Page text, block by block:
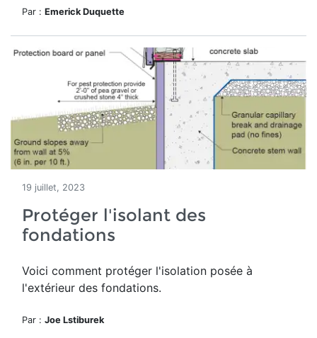
Par : Emerick Duquette
19 juillet, 2023
Protéger l'isolant des
fondations
Voici comment protéger l'isolation posée à
l'extérieur des fondations.
Par : Joe Lstiburek